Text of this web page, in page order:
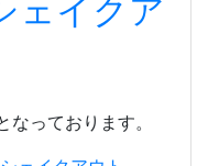
全安心な生活を送
イクア